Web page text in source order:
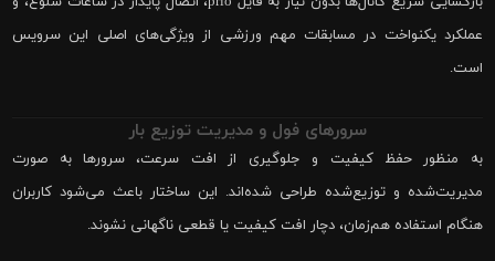
عملکرد یکنواخت در مسابقات مهم ورزشی از ویژگی‌های اصلی این سرویس
است.
سرورهای فول و مدیریت توزیع بار
به منظور حفظ کیفیت و جلوگیری از افت سرعت، سرورها به صورت
مدیریت‌شده و توزیع‌شده طراحی شده‌اند. این ساختار باعث می‌شود کاربران
هنگام استفاده هم‌زمان، دچار افت کیفیت یا قطعی ناگهانی نشوند.